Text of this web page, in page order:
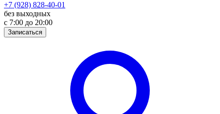
+7 (928) 828-40-01
без выходных
с 7:00 до 20:00
Записаться